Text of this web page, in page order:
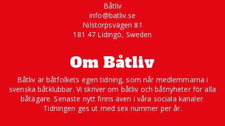
Båtliv
info@batliv.se
Nilstorpsvägen 81
181 47 Lidingö, Sweden
Om Båtliv
Båtliv är båtfolkets egen tidning, som når medlemmarna i
svenska båtklubbar. Vi skriver om båtliv och båtnyheter för alla
båtägare. Senaste nytt finns även i våra sociala kanaler.
Tidningen ges ut med sex nummer per år.